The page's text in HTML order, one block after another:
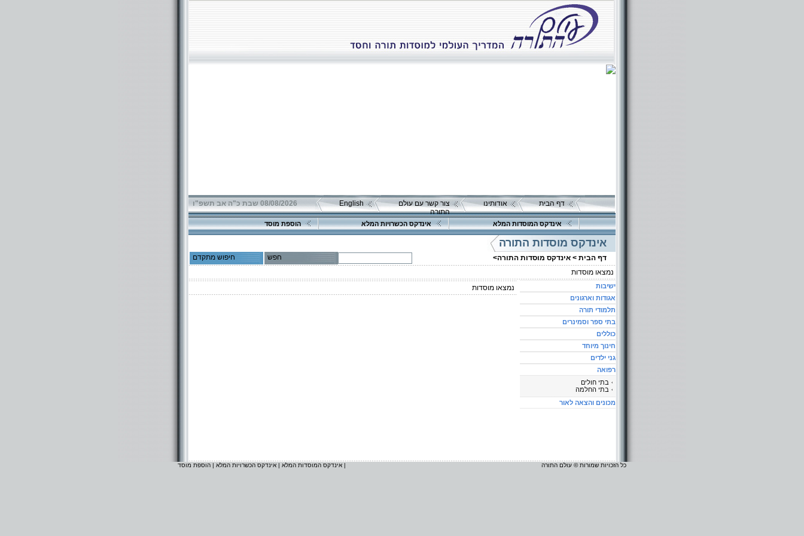
דף הבית אודותינו
צור קשר עם עולם
התורה
English 08/08/2026 שבת כ"ה אב תשפ"ו
אינדקס המוסדות המלא אינדקס הכשרויות המלא הוספת מוסד
אינדקס מוסדות התורה
דף הבית > אינדקס מוסדות התורה> חפש
חיפוש מתקדם
נמצאו מוסדות
נמצאו מוסדות
ישיבות
אגודות וארגונים
תלמודי תורה
בתי ספר וסמינרים
כוללים
חינוך מיוחד
גני ילדים
רפואה
בתי חולים
בתי החלמה
מכונים והצאה לאור
כל הזכויות שמורות © עולם התורה אינדקס המוסדות המלא | אינדקס הכשרויות המלא | הוספת מוסד |